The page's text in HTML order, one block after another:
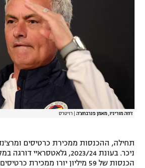
לוח דרושים – ג'ובנט
ז'וזה מוריניו, מאמן פנרבחצ'ה רויטרס
תחילה, ההכנסות ממכירת כרטיסים
הכנסות של 59 מיליון יורו ממכירת